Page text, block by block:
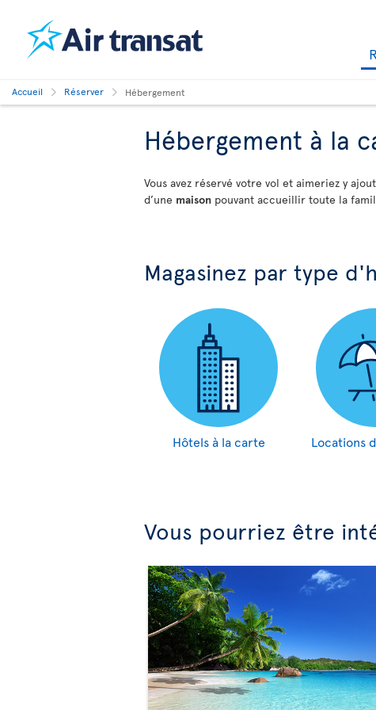
Accueil Réserver Hébergement
Hébergement à la
Vous avez réservé votre vol et aimeriez y
d’une maison pouvant accueillir toute la
Magasinez par type
Hôtels à la carte Locations
Vous pourriez être